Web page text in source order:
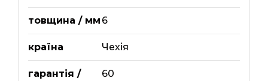
товщина / мм 6
країна Чехія
гарантія /
60